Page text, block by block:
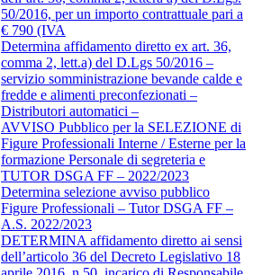
50/2016, per un importo contrattuale pari a
€ 790 (IVA
Determina affidamento diretto ex art. 36,
comma 2, lett.a) del D.Lgs 50/2016 –
servizio somministrazione bevande calde e
fredde e alimenti preconfezionati –
Distributori automatici –
AVVISO Pubblico per la SELEZIONE di
Figure Professionali Interne / Esterne per la
formazione Personale di segreteria e
TUTOR DSGA FF – 2022/2023
Determina selezione avviso pubblico
Figure Professionali – Tutor DSGA FF –
A.S. 2022/2023
DETERMINA affidamento diretto ai sensi
dell’articolo 36 del Decreto Legislativo 18